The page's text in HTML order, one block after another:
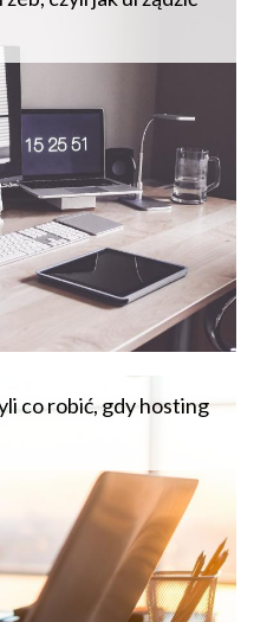
co robić, gdy hosting